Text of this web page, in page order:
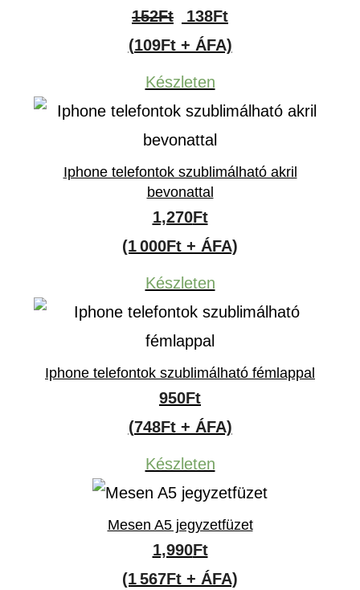
152Ft
Original
price
was:
152Ft.
138FtCurrent
price
138Ft.
(109Ft + ÁFA)
Készleten
Iphone telefontok szublimálható akril
bevonattal
1,270Ft
(1 000Ft + ÁFA)
Készleten
Iphone telefontok szublimálható fémlappal
950Ft
(748Ft + ÁFA)
Készleten
Mesen A5 jegyzetfüzet
1,990Ft
(1 567Ft + ÁFA)